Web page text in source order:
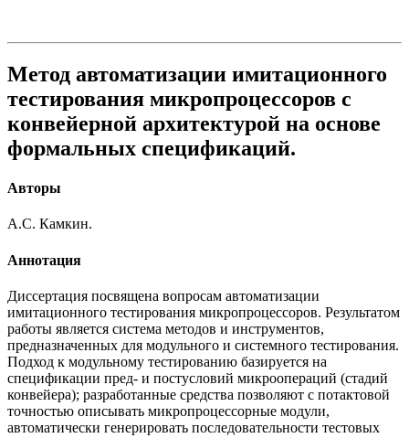
Метод автоматизации имитационного
тестирования микропроцессоров с
конвейерной архитектурой на основе
формальных спецификаций.
Авторы
А.С. Камкин.
Аннотация
Диссертация посвящена вопросам автоматизации
имитационного тестирования микропроцессоров. Результатом
работы является система методов и инструментов,
предназначенных для модульного и системного тестирования.
Подход к модульному тестированию базируется на
спецификации пред- и постусловий микроопераций (стадий
конвейера); разработанные средства позволяют с потактовой
точностью описывать микропроцессорные модули,
автоматически генерировать последовательности тестовых